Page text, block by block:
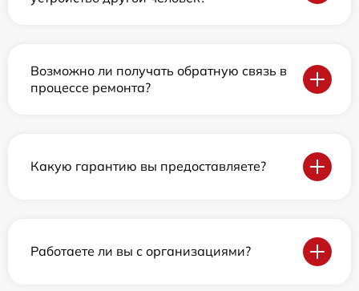
Возможно ли получать обратную связь в
процессе ремонта?
Какую гарантию вы предоставляете?
Работаете ли вы с организациями?